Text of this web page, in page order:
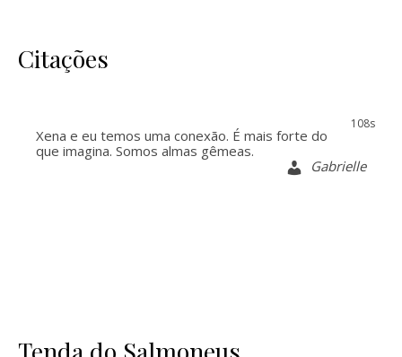
Citações
107s
Xena e eu temos uma conexão. É mais forte do
que imagina. Somos almas gêmeas.
Gabrielle